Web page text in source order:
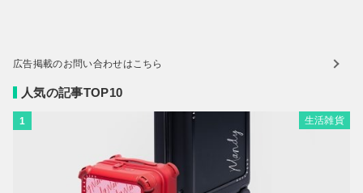
広告掲載のお問い合わせはこちら
人気の記事TOP10
1 生活雑貨